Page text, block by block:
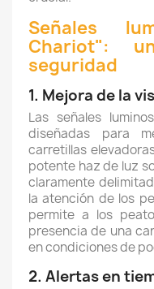
Señales
Chariot":
seguridad
1. Mejora de la
Las señales
diseñadas para
carretillas
potente haz de luz
claramente
la atención de los
permite a los
presencia de una
en condiciones de
2. Alertas en